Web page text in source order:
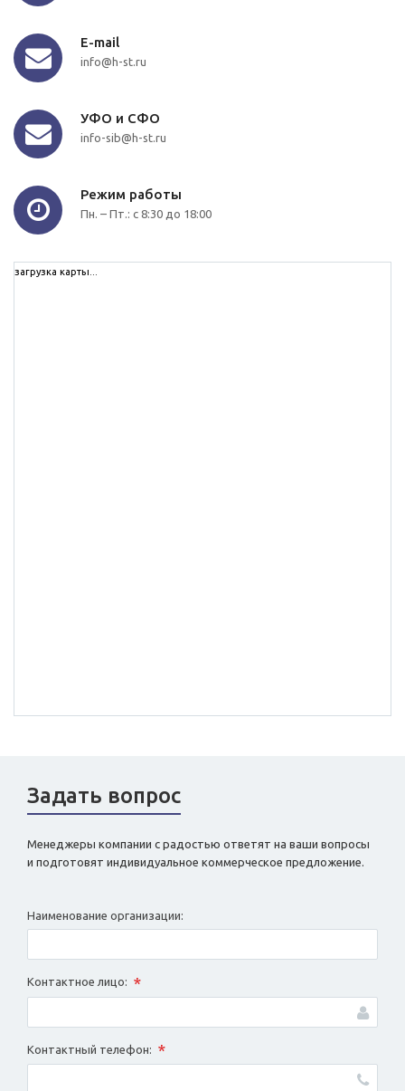
E-mail
info@h-st.ru
УФО и СФО
info-sib@h-st.ru
Режим работы
Пн. – Пт.: с 8:30 до 18:00
загрузка карты...
Задать вопрос
Менеджеры компании с радостью ответят на ваши вопросы
и подготовят индивидуальное коммерческое предложение.
Наименование организации:
Контактное лицо: *
Контактный телефон: *